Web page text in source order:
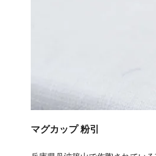
マグカップ 粉引